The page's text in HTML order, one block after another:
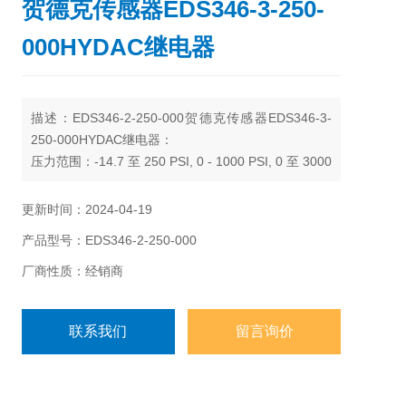
贺德克传感器EDS346-3-250-
000HYDAC继电器
描述：EDS346-2-250-000贺德克传感器EDS346-3-
250-000HYDAC继电器：
压力范围：-14.7 至 250 PSI, 0 - 1000 PSI, 0 至 3000
更新时间：2024-04-19
产品型号：EDS346-2-250-000
厂商性质：经销商
联系我们 留言询价